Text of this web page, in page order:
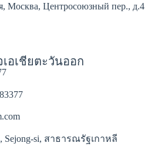
Москва, Центросоюзный пер., д.4
อเชียตะวันออก
Sejong-si, สาธารณรัฐเกาหลี